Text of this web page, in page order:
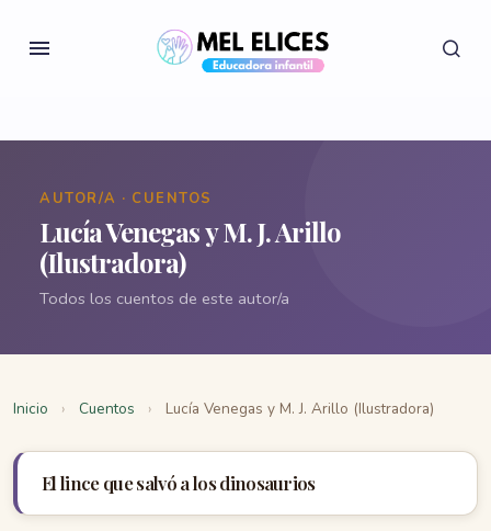
AUTOR/A · CUENTOS
Lucía Venegas y M. J. Arillo
(Ilustradora)
Todos los cuentos de este autor/a
Inicio › Cuentos › Lucía Venegas y M. J. Arillo (Ilustradora)
El lince que salvó a los dinosaurios